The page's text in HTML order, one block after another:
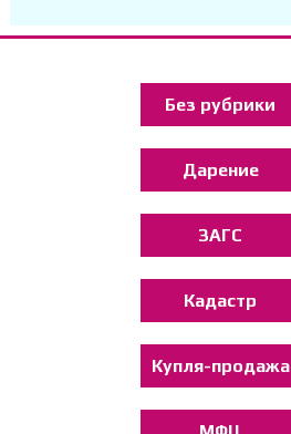
Без рубрики
Дарение
ЗАГС
Кадастр
Купля-продажа